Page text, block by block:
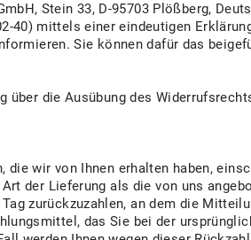
Stein 33, D-95703 Plößberg,
40) mittels einer eindeutigen
Sie können dafür das
die Ausübung des
die wir von Ihnen erhalten haben,
der Lieferung als die von uns
zurückzuzahlen, an dem die
das Sie bei der